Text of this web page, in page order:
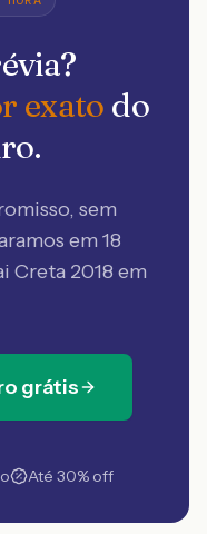
exato do
sem
em 18
Creta 2018 em
grátis
Até 30% off